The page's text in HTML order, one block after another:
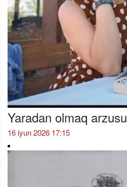
Yaradan olmaq arzusu
16 iyun 2026 17:15